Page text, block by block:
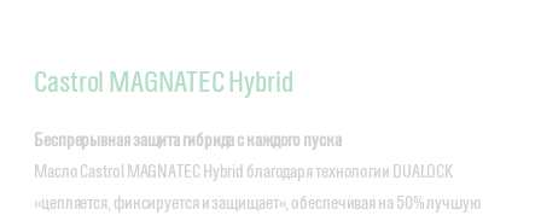
Castrol MAGNATEC Hybrid
Беспрерывная защита гибрида с каждого пуска
Масло Castrol MAGNATEC Hybrid благодаря технологии DUALOCK
«цепляется, фиксируется и защищает», обеспечивая на 50% лучшую